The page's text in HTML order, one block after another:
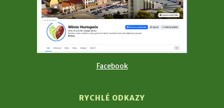
Facebook
RYCHLÉ ODKAZY